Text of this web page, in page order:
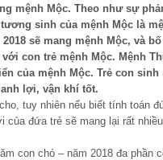
mệnh Mộc. Theo như sự
sinh của mệnh Mộc là
sẽ mang mệnh Mộc, và
con trẻ mệnh Mộc. Mệnh
của mệnh Mộc. Trẻ con sinh
lợi, vận khí tốt.
tuy nhiên nếu biết tính toán
đứa trẻ sẽ mang lại rất
con chó – năm 2018 đa phần